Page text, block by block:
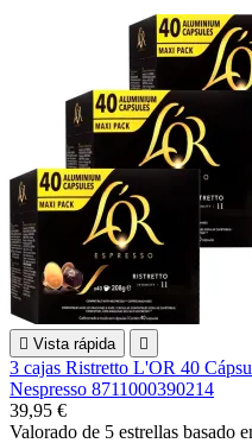
 Vista rápida 
3 cajas Ristretto L'OR 40
Nespresso 8711000390214
39,95 €
Valorado de 5 estrellas basado